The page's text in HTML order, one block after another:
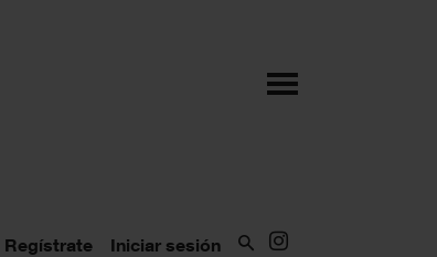
Regístrate Iniciar sesión